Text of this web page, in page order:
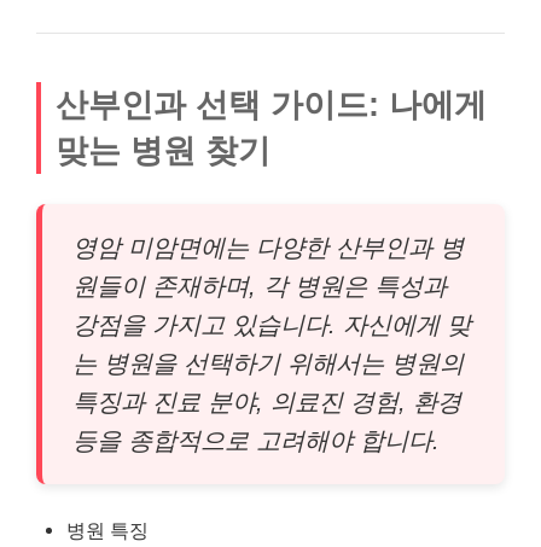
산부인과 선택 가이드: 나에게
맞는 병원 찾기
영암 미암면에는 다양한 산부인과 병
원들이 존재하며, 각 병원은 특성과
강점을 가지고 있습니다. 자신에게 맞
는 병원을 선택하기 위해서는 병원의
특징과 진료 분야, 의료진 경험, 환경
등을 종합적으로 고려해야 합니다.
병원 특징